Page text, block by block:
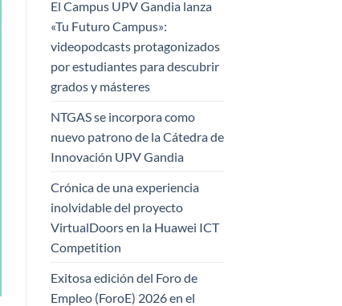
El Campus UPV Gandia lanza
«Tu Futuro Campus»:
videopodcasts protagonizados
por estudiantes para descubrir
grados y másteres
NTGAS se incorpora como
nuevo patrono de la Cátedra de
Innovación UPV Gandia
Crónica de una experiencia
inolvidable del proyecto
VirtualDoors en la Huawei ICT
Competition
Exitosa edición del Foro de
Empleo (ForoE) 2026 en el